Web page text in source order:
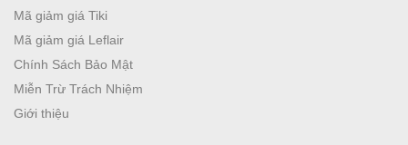
Mã giảm giá Tiki
Mã giảm giá Leflair
Chính Sách Bảo Mật
Miễn Trừ Trách Nhiệm
Giới thiệu